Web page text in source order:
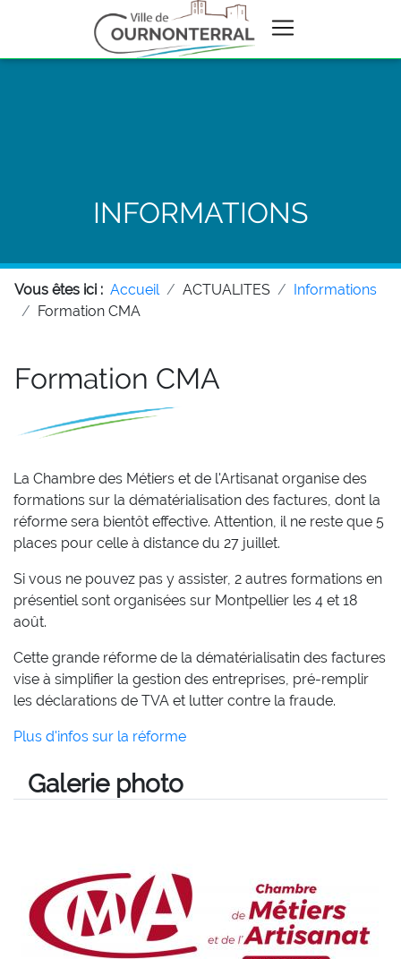
INFORMATIONS
Vous êtes ici : Accueil ACTUALITES
Informations
Formation CMA
Formation CMA
La Chambre des Métiers et de l'Artisanat organise des
formations sur la dématérialisation des factures, dont la
réforme sera bientôt effective. Attention, il ne reste que 5
places pour celle à distance du 27 juillet.
Si vous ne pouvez pas y assister, 2 autres formations en
présentiel sont organisées sur Montpellier les 4 et 18
août.
Cette grande réforme de la dématérialisatin des factures
vise à simplifier la gestion des entreprises, pré-remplir
les déclarations de TVA et lutter contre la fraude.
Plus d'infos sur la réforme
Galerie photo